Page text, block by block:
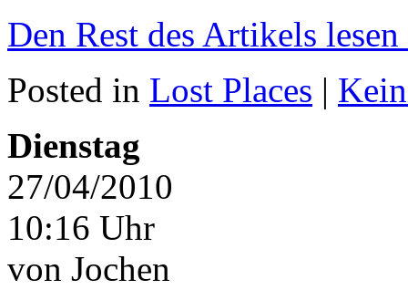
Den Rest des Artikels lesen
Posted in Lost Places |
Dienstag
27/04/2010
10:16 Uhr
von Jochen